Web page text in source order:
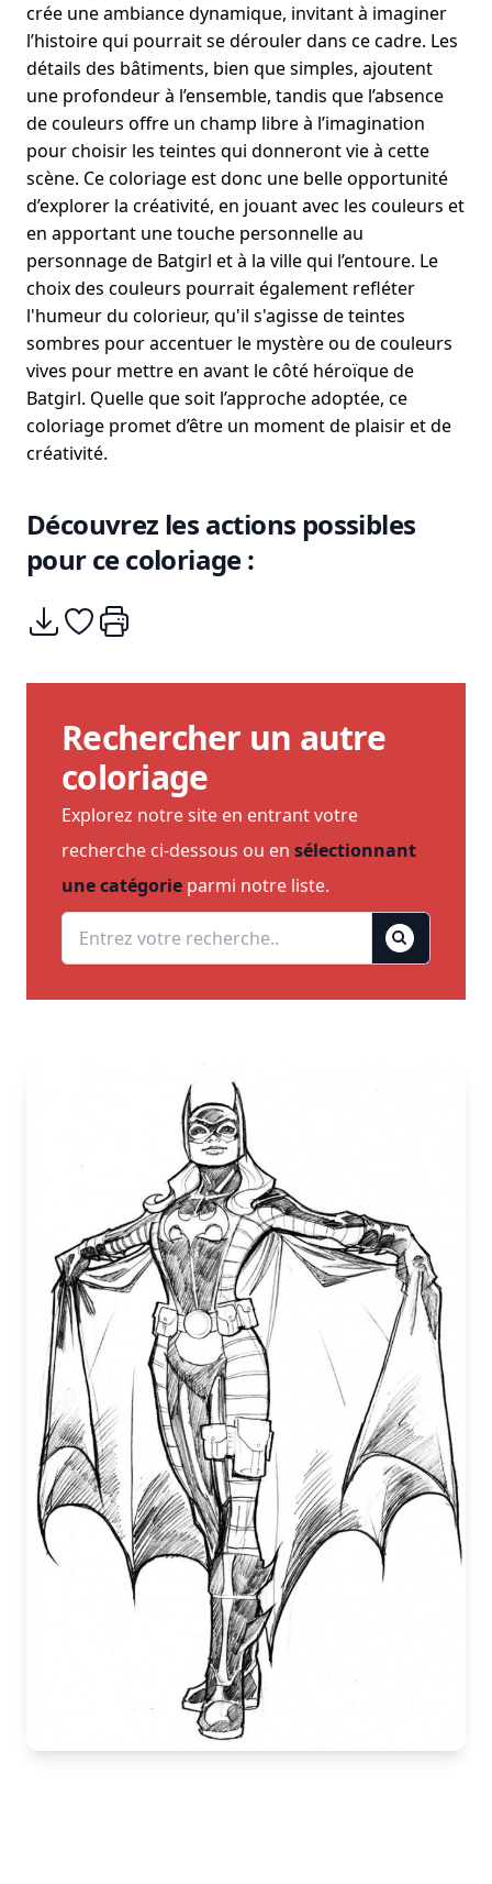
crée une ambiance dynamique, invitant à imaginer
l’histoire qui pourrait se dérouler dans ce cadre. Les
détails des bâtiments, bien que simples, ajoutent
une profondeur à l’ensemble, tandis que l’absence
de couleurs offre un champ libre à l’imagination
pour choisir les teintes qui donneront vie à cette
scène. Ce coloriage est donc une belle opportunité
d’explorer la créativité, en jouant avec les couleurs et
en apportant une touche personnelle au
personnage de Batgirl et à la ville qui l’entoure. Le
choix des couleurs pourrait également refléter
l'humeur du colorieur, qu'il s'agisse de teintes
sombres pour accentuer le mystère ou de couleurs
vives pour mettre en avant le côté héroïque de
Batgirl. Quelle que soit l’approche adoptée, ce
coloriage promet d’être un moment de plaisir et de
créativité.
Découvrez les actions possibles
pour ce coloriage :
Télécharger
Ajouter à mes coups de coeurs
Imprimer
Rechercher un autre
coloriage
Explorez notre site en entrant votre
recherche ci-dessous ou en sélectionnant
une catégorie parmi notre liste.